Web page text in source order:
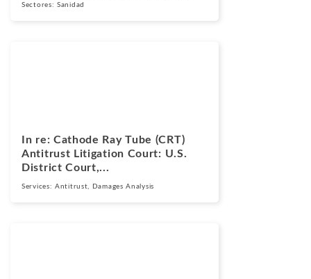
Sectores:Sanidad
In re: Cathode Ray Tube (CRT)
Antitrust Litigation Court: U.S.
District Court,...
Services:Antitrust Damages Analysis